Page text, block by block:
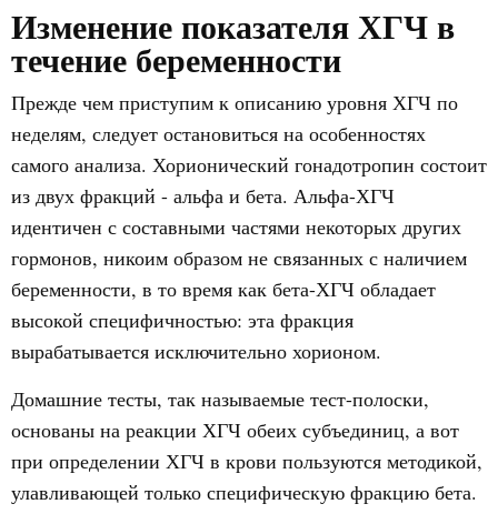
Изменение показателя ХГЧ в
течение беременности
Прежде чем приступим к описанию уровня ХГЧ по
неделям, следует остановиться на особенностях
самого анализа. Хорионический гонадотропин состоит
из двух фракций - альфа и бета. Альфа-ХГЧ
идентичен с составными частями некоторых других
гормонов, никоим образом не связанных с наличием
беременности, в то время как бета-ХГЧ обладает
высокой специфичностью: эта фракция
вырабатывается исключительно хорионом.
Домашние тесты, так называемые тест-полоски,
основаны на реакции ХГЧ обеих субъединиц, а вот
при определении ХГЧ в крови пользуются методикой,
улавливающей только специфическую фракцию бета.